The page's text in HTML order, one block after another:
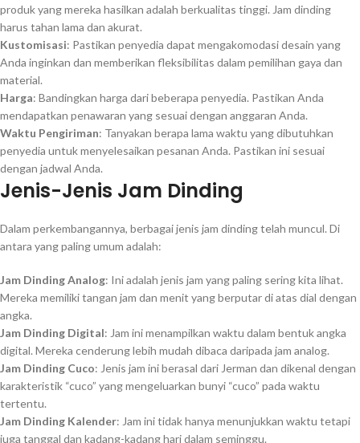
produk yang mereka hasilkan adalah berkualitas tinggi. Jam dinding
harus tahan lama dan akurat.
Kustomisasi: Pastikan penyedia dapat mengakomodasi desain yang
Anda inginkan dan memberikan fleksibilitas dalam pemilihan gaya dan
material.
Harga: Bandingkan harga dari beberapa penyedia. Pastikan Anda
mendapatkan penawaran yang sesuai dengan anggaran Anda.
Waktu Pengiriman: Tanyakan berapa lama waktu yang dibutuhkan
penyedia untuk menyelesaikan pesanan Anda. Pastikan ini sesuai
dengan jadwal Anda.
Jenis-Jenis Jam Dinding
Dalam perkembangannya, berbagai jenis jam dinding telah muncul. Di
antara yang paling umum adalah:
Jam Dinding Analog: Ini adalah jenis jam yang paling sering kita lihat.
Mereka memiliki tangan jam dan menit yang berputar di atas dial dengan
angka.
Jam Dinding Digital: Jam ini menampilkan waktu dalam bentuk angka
digital. Mereka cenderung lebih mudah dibaca daripada jam analog.
Jam Dinding Cuco: Jenis jam ini berasal dari Jerman dan dikenal dengan
karakteristik “cuco” yang mengeluarkan bunyi “cuco” pada waktu
tertentu.
Jam Dinding Kalender: Jam ini tidak hanya menunjukkan waktu tetapi
juga tanggal dan kadang-kadang hari dalam seminggu.